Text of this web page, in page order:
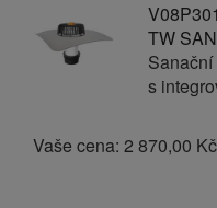
TW
s
Vaše cena: 2 870,00 Kč